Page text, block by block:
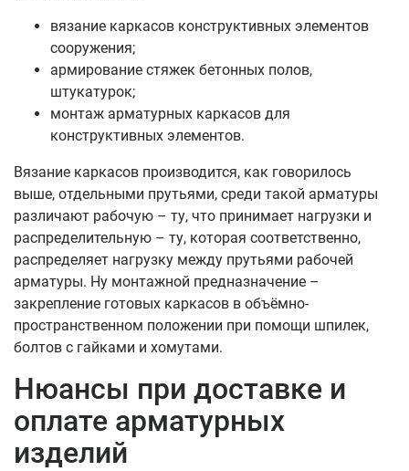
вязание каркасов конструктивных элементов
сооружения;
армирование стяжек бетонных полов,
штукатурок;
монтаж арматурных каркасов для
конструктивных элементов.
Вязание каркасов производится, как говорилось
выше, отдельными прутьями, среди такой арматуры
различают рабочую – ту, что принимает нагрузки и
распределительную – ту, которая соответственно,
распределяет нагрузку между прутьями рабочей
арматуры. Ну монтажной предназначение –
закрепление готовых каркасов в объёмно-
пространственном положении при помощи шпилек,
болтов с гайками и хомутами.
Нюансы при доставке и
оплате арматурных
изделий